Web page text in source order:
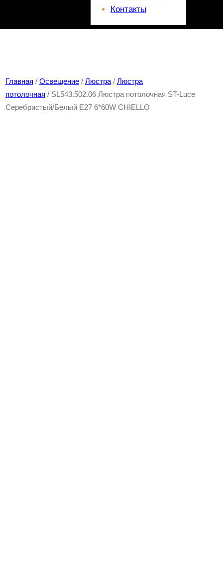
Контакты
Главная / Освещение/ Люстра/ Люстра
потолочная / SL543.502.06 Люстра потолочная ST-Luce
Серебристый/Белый E27 6*60W CHIELLO